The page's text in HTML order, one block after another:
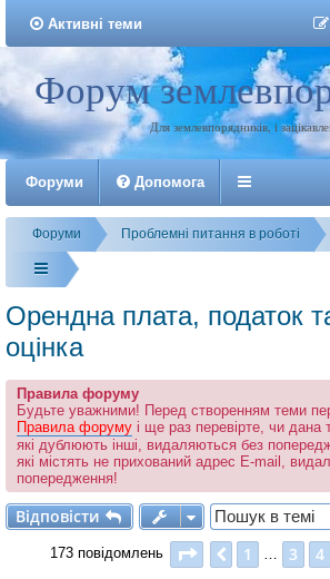
Активні теми
Реєстрація
Форум
Для землевпорядників, і
Форуми Допомога
Форуми Проблемні питання в роботі
Орендна плата, податок
оцінка
Правила форуму
Будьте уважними! Перед створенням теми
Правила форуму і ще раз перевірте, чи дана
які дублюють інші, видаляються без
які містять не прихований адрес E-mail,
попередження!
Відповісти
Відповісти
173 повідомлень Сторінка з
Поперед.
1 … 3 4